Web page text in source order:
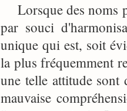
Lorsque des noms
par souci
unique qui est, soit
la plus fréquemment
une telle attitude sont
mauvaise